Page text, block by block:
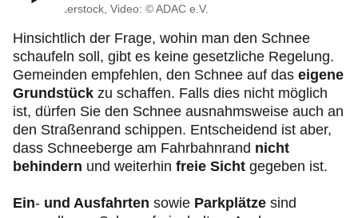
Klein/Shutterstock, Video: © ADAC e.V.
Hinsichtlich der Frage, wohin man den Schnee
schaufeln soll, gibt es keine gesetzliche Regelung.
Gemeinden empfehlen, den Schnee auf das eigene
Grundstück zu schaffen. Falls dies nicht möglich
ist, dürfen Sie den Schnee ausnahmsweise auch an
den Straßenrand schippen. Entscheidend ist aber,
dass Schneeberge am Fahrbahnrand nicht
behindern und weiterhin freie Sicht gegeben ist.
Ein- und Ausfahrten sowie Parkplätze sind